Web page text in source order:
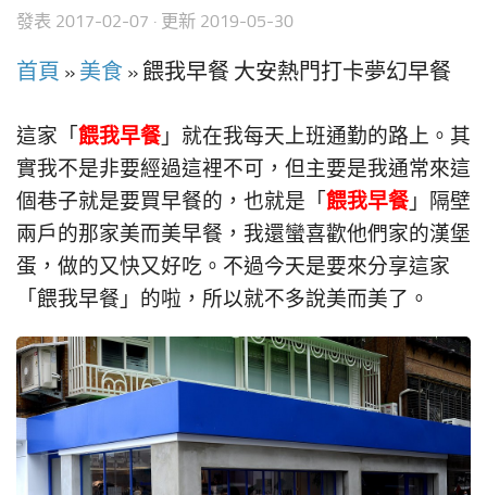
發表 2017-02-07 · 更新 2019-05-30
首頁 » 美食 »餵我早餐 大安熱門打卡夢幻早餐
這家「 餵我早餐 」就在我每天上班通勤的路上。其
實我不是非要經過這裡不可，但主要是我通常來這
個巷子就是要買早餐的，也就是「 餵我早餐 」隔壁
兩戶的那家美而美早餐，我還蠻喜歡他們家的漢堡
蛋，做的又快又好吃。不過今天是要來分享這家
「餵我早餐」的啦，所以就不多說美而美了。